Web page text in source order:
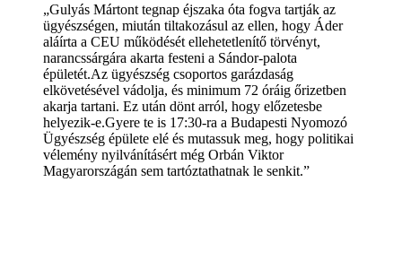
„Gulyás Mártont tegnap éjszaka óta fogva tartják az
ügyészségen, miután tiltakozásul az ellen, hogy Áder
aláírta a CEU működését ellehetetlenítő törvényt,
narancssárgára akarta festeni a Sándor-palota
épületét.Az ügyészség csoportos garázdaság
elkövetésével vádolja, és minimum 72 óráig őrizetben
akarja tartani. Ez után dönt arról, hogy előzetesbe
helyezik-e.Gyere te is 17:30-ra a Budapesti Nyomozó
Ügyészség épülete elé és mutassuk meg, hogy politikai
vélemény nyilvánításért még Orbán Viktor
Magyarországán sem tartóztathatnak le senkit.”